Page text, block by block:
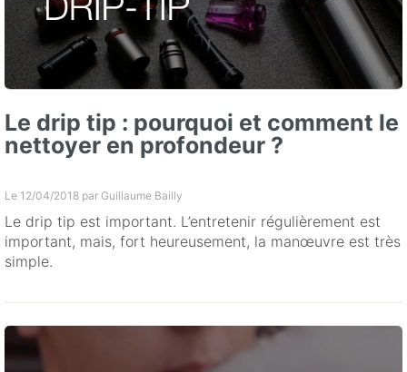
Le drip tip : pourquoi et comment le
nettoyer en profondeur ?
Le 12/04/2018 par Guillaume Bailly
Le drip tip est important. L’entretenir régulièrement est
important, mais, fort heureusement, la manœuvre est très
simple.